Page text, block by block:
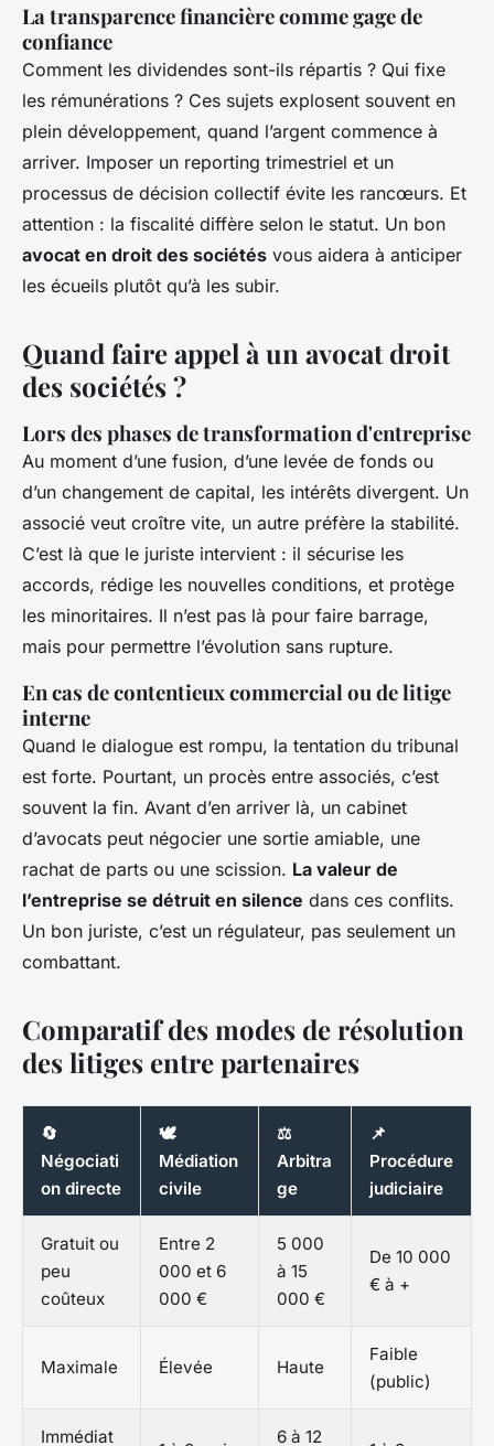
La transparence financière comme gage de
confiance
Comment les dividendes sont-ils répartis ? Qui fixe
les rémunérations ? Ces sujets explosent souvent en
plein développement, quand l’argent commence à
arriver. Imposer un reporting trimestriel et un
processus de décision collectif évite les rancœurs. Et
attention : la fiscalité diffère selon le statut. Un bon
avocat en droit des sociétés vous aidera à anticiper
les écueils plutôt qu’à les subir.
Quand faire appel à un avocat droit
des sociétés ?
Lors des phases de transformation d'entreprise
Au moment d’une fusion, d’une levée de fonds ou
d’un changement de capital, les intérêts divergent. Un
associé veut croître vite, un autre préfère la stabilité.
C’est là que le juriste intervient : il sécurise les
accords, rédige les nouvelles conditions, et protège
les minoritaires. Il n’est pas là pour faire barrage,
mais pour permettre l’évolution sans rupture.
En cas de contentieux commercial ou de litige
interne
Quand le dialogue est rompu, la tentation du tribunal
est forte. Pourtant, un procès entre associés, c’est
souvent la fin. Avant d’en arriver là, un cabinet
d’avocats peut négocier une sortie amiable, une
rachat de parts ou une scission. La valeur de
l’entreprise se détruit en silence dans ces conflits.
Un bon juriste, c’est un régulateur, pas seulement un
combattant.
Comparatif des modes de résolution
des litiges entre partenaires
🔄
Négociati
on directe
🕊️
Médiation
civile
⚖️
Arbitra
ge
📌
Procédure
judiciaire
Gratuit ou
peu
coûteux
Entre 2
000 et 6
000 €
5 000
à 15
000 €
De 10 000
€ à +
Maximale Élevée Haute
Faible
(public)
Immédiat 6 à 12